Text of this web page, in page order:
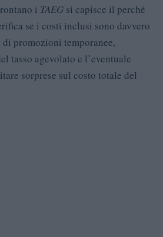
i TAEG si capisce il perché
se i costi inclusi sono davvero
di promozioni temporanee,
tasso agevolato e l’eventuale
sorprese sul costo totale del